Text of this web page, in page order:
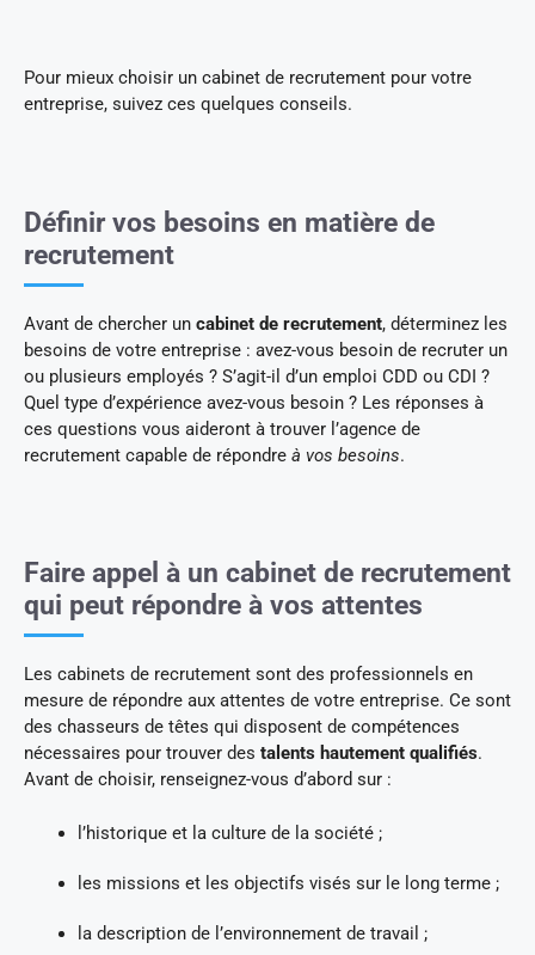
Pour mieux choisir un cabinet de recrutement pour votre
entreprise, suivez ces quelques conseils.
Définir vos besoins en matière de
recrutement
Avant de chercher un cabinet de recrutement, déterminez les
besoins de votre entreprise : avez-vous besoin de recruter un
ou plusieurs employés ? S’agit-il d’un emploi CDD ou CDI ?
Quel type d’expérience avez-vous besoin ? Les réponses à
ces questions vous aideront à trouver l’agence de
recrutement capable de répondre à vos besoins.
Faire appel à un cabinet de recrutement
qui peut répondre à vos attentes
Les cabinets de recrutement sont des professionnels en
mesure de répondre aux attentes de votre entreprise. Ce sont
des chasseurs de têtes qui disposent de compétences
nécessaires pour trouver des talents hautement qualifiés.
Avant de choisir, renseignez-vous d’abord sur :
l’historique et la culture de la société ;
les missions et les objectifs visés sur le long terme ;
la description de l’environnement de travail ;